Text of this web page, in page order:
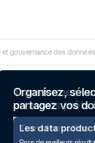
et gouvernance des données
Organisez,
partagez vos
Les data